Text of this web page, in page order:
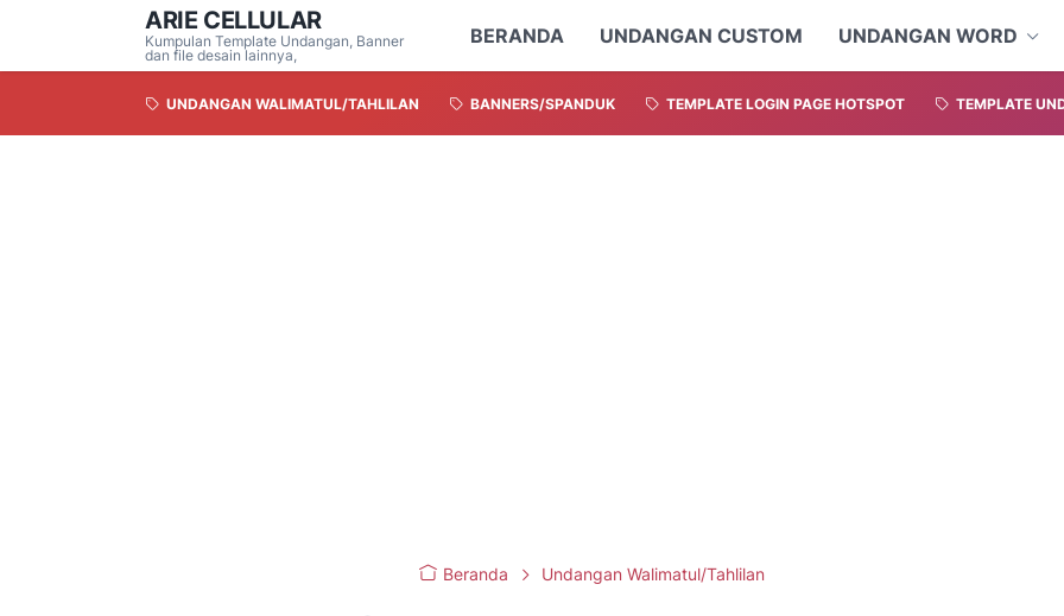
ARIE CELLULAR
Kumpulan Template Undangan, Banner
dan file desain lainnya,
BERANDA UNDANGAN CUSTOM UNDANGAN WORD
UNDANGAN WALIMATUL/TAHLILAN BANNERS/SPANDUK TEMPLATE LOGIN PAGE HOTSPOT TEMPLATE
Beranda Undangan Walimatul/Tahlilan